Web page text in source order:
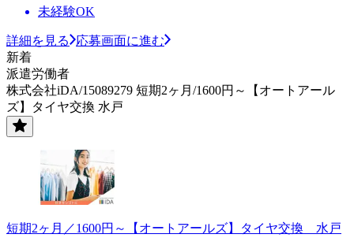
未経験OK
詳細を見る
応募画面に進む
新着
派遣労働者
株式会社iDA/15089279 短期2ヶ月/1600円～【オートアール
ズ】タイヤ交換 水戸
短期2ヶ月／1600円～【オートアールズ】タイヤ交換 水戸